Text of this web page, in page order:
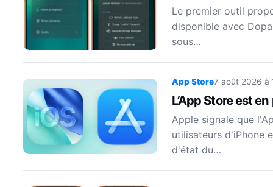
Le premier outil
disponible avec
sous…
App Store7 août 2026 à
L’App Store est
Apple signale que
utilisateurs d'iPhone
d'état du…